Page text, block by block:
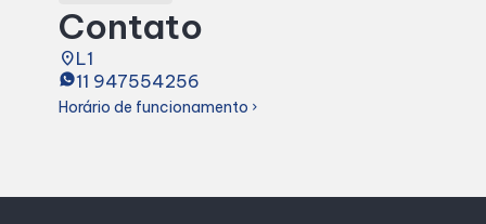
Contato
placeL1
11 947554256
Horário de funcionamento chevron_right